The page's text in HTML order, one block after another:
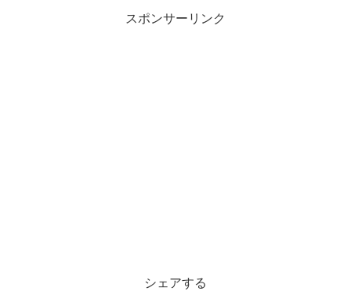
スポンサーリンク
シェアする